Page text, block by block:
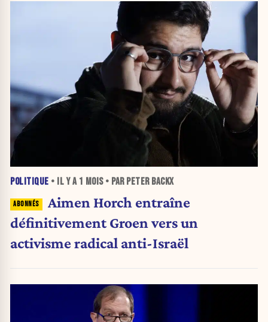
POLITIQUE • IL Y A 1 MOIS• PAR PETER BACKX
Aimen Horch entraîne
définitivement Groen vers un
activisme radical anti-Israël